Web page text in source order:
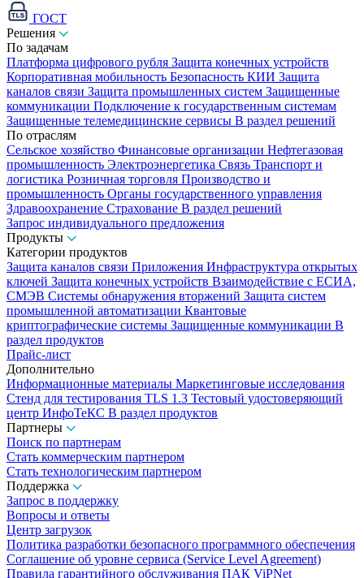
ГОСТ
Решения
По задачам
Платформа цифрового рубля Защита конечных устройств
Корпоративная мобильность Безопасность КИИ Защита
каналов связи Защита промышленных систем Защищенные
коммуникации Подключение к государственным системам
Защищенные телемедицинские сервисы В раздел решений
По отраслям
Сельское хозяйство Финансовые организации Нефтегазовая
промышленность Электроэнергетика Связь Транспорт и
логистика Розничная торговля Производство и
промышленность Органы государственного управления
Здравоохранение Страхование В раздел решений
Запрос индивидуального предложения
Продукты
Категории продуктов
Защита каналов связи Приложения Инфраструктура открытых
ключей Защита конечных устройств Взаимодействие с ЕСИА,
СМЭВ Системы обнаружения вторжений Защита систем
промышленной автоматизации Квантовые
криптографические системы Защищенные коммуникации В
раздел продуктов
Прайс-лист
Дополнительно
Информационные материалы Маркетинговые исследования
Стенд для тестирования TLS 1.3 Тестовый удостоверяющий
центр ИнфоТеКС В раздел продуктов
Партнеры
Поиск по партнерам
Стать коммерческим партнером
Стать технологическим партнером
Поддержка
Запрос в поддержку
Вопросы и ответы
Центр загрузок
Политика разработки безопасного программного обеспечения
Соглашение об уровне сервиса (Service Level Agreement)
Правила гарантийного обслуживания ПАК ViPNet